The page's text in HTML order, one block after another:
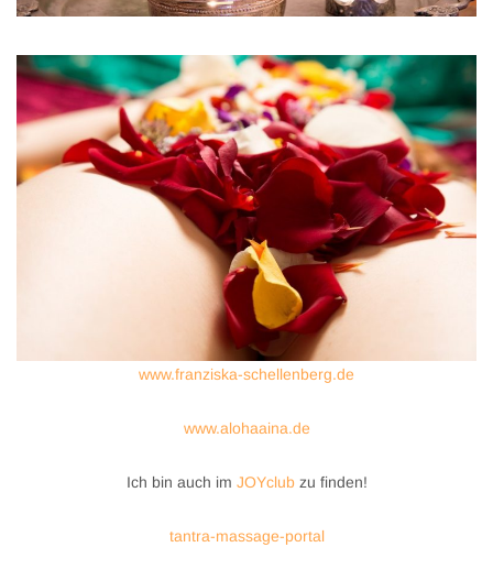
www.franziska-schellenberg.de
www.alohaaina.de
Ich bin auch im JOYclubzu finden!
tantra-massage-portal